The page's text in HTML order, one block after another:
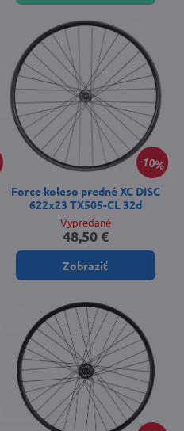
10%
Force koleso predné XC DISC
622x23 TX505-CL 32d
Vypredané
48,50 €
Zobraziť